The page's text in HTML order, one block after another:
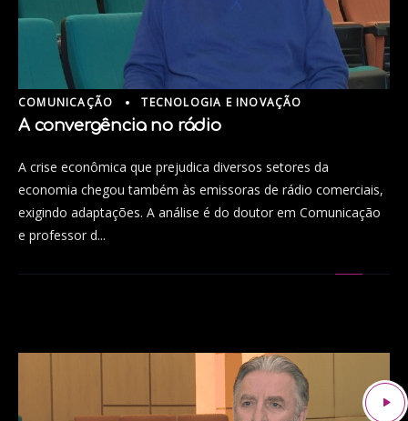
COMUNICAÇÃO TECNOLOGIA E INOVAÇÃO
A convergência no rádio
A crise econômica que prejudica diversos setores da
economia chegou também às emissoras de rádio comerciais,
exigindo adaptações. A análise é do doutor em Comunicação
e professor d...